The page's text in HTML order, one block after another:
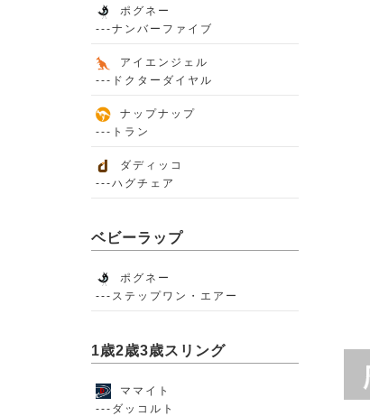
ポグネー
---ナンバーファイブ
アイエンジェル
---ドクターダイヤル
ナップナップ
---トラン
ダディッコ
---ハグチェア
ベビーラップ
ポグネー
---ステップワン・エアー
1歳2歳3歳スリング
ママイト
---ダッコルト